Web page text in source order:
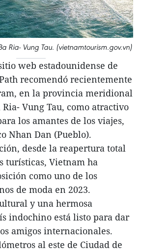
Ria- Vung Tau. (vietnamtourism.gov.vn)
web estadounidense de
recomendó recientemente
en la provincia meridional
Vung Tau, como atractivo
los amantes de los viajes,
Nhan Dan (Pueblo).
desde la reapertura total
turísticas, Vietnam ha
como uno de los
de moda en 2023.
y una hermosa
indochino está listo para dar
amigos internacionales.
al este de Ciudad de